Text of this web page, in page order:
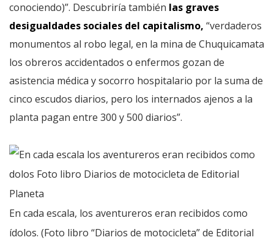
conociendo)”. Descubriría también las graves
desigualdades sociales del capitalismo, “verdaderos
monumentos al robo legal, en la mina de Chuquicamata
los obreros accidentados o enfermos gozan de
asistencia médica y socorro hospitalario por la suma de
cinco escudos diarios, pero los internados ajenos a la
planta pagan entre 300 y 500 diarios”.
En cada escala, los aventureros eran recibidos como
ídolos. (Foto libro “Diarios de motocicleta” de Editorial